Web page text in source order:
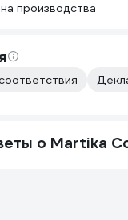
производства
о Martika